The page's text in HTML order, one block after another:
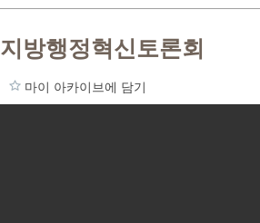
지방행정혁신토론회
마이 아카이브에 담기